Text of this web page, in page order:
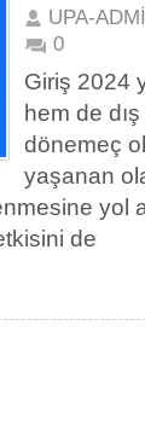
UPA-
0
Giriş 2024
hem de
dönemeç
yaşanan
yol
de